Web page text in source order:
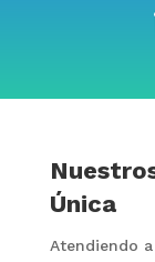
Única
Atendiendo